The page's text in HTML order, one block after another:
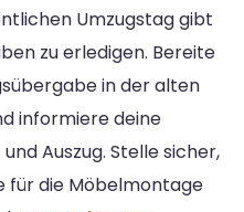
Umzugstag gibt
zu erledigen. Bereite
in der alten
informiere deine
Auszug. Stelle sicher,
für die Möbelmontage